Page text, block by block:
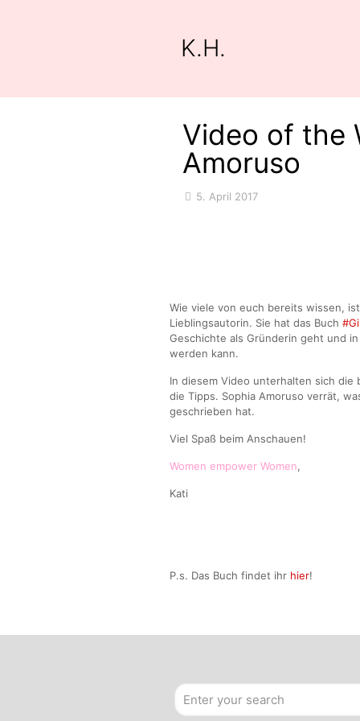
K.H.
Video of the
Amoruso
5. April 2017
Wie viele von euch bereits wissen,
Lieblingsautorin. Sie hat das Buch
Geschichte als Gründerin geht und
werden kann.
In diesem Video unterhalten sich die
die Tipps. Sophia Amoruso verrät,
geschrieben hat.
Viel Spaß beim Anschauen!
Women empower Women,
Kati
P.s. Das Buch findet ihr hier!